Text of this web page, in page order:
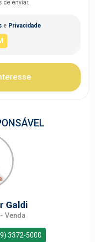
de enviar.
e Privacidade
Galdi
Venda
3372-5000